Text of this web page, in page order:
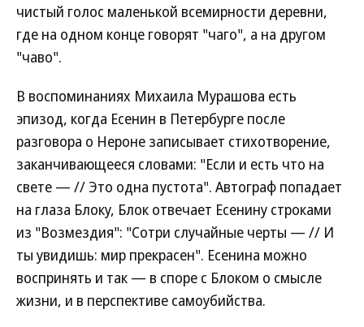
чистый голос маленькой всемирности деревни,
где на одном конце говорят "чаго", а на другом
"чаво".
В воспоминаниях Михаила Мурашова есть
эпизод, когда Есенин в Петербурге после
разговора о Нероне записывает стихотворение,
заканчивающееся словами: "Если и есть что на
свете — // Это одна пустота". Автограф попадает
на глаза Блоку, Блок отвечает Есенину строками
из "Возмездия": "Сотри случайные черты — // И
ты увидишь: мир прекрасен". Есенина можно
воспринять и так — в споре с Блоком о смысле
жизни, и в перспективе самоубийства.